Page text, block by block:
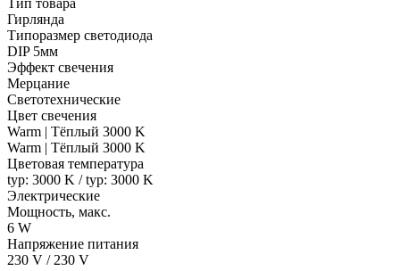
Гирлянда
Типоразмер светодиода
DIP 5мм
Эффект свечения
Мерцание
Светотехнические
Цвет свечения
Warm | Тёплый 3000 K
Warm | Тёплый 3000 K
Цветовая температура
typ: 3000 K / typ: 3000 K
Электрические
Мощность, макс.
6 W
Напряжение питания
230 V / 230 V